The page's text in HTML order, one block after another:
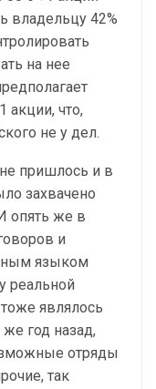
владельцу 42%
на нее
акции, что,
не у дел.
пришлось и в
захвачено
опять же в
и
языком
реальной
являлось
год назад,
отряды
так